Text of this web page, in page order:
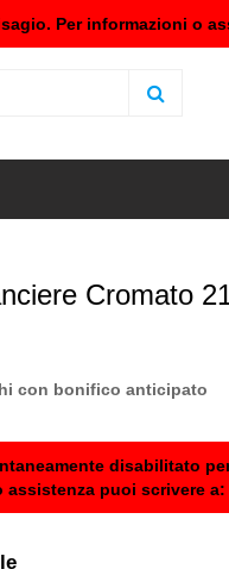
Per informazioni o
Cromato
con bonifico anticipato
disabilitato
assistenza puoi scrivere a: